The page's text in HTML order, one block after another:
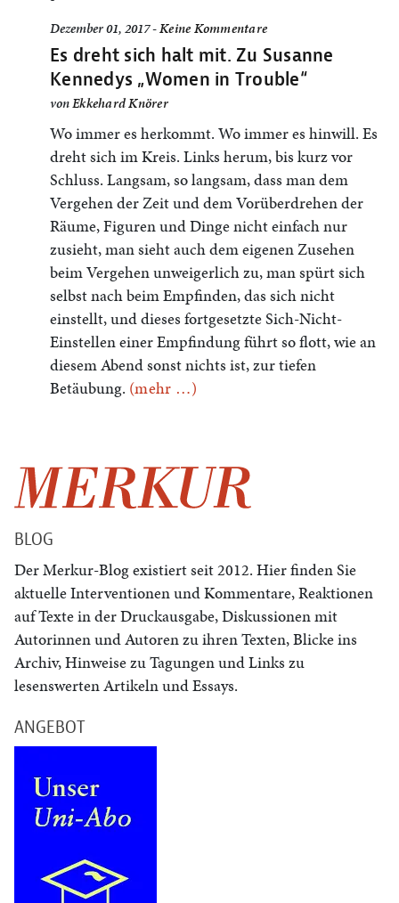
Dezember 01, 2017 -Keine Kommentare
Es dreht sich halt mit. Zu Susanne
Kennedys „Women in Trouble“
vonEkkehard Knörer
Wo immer es herkommt. Wo immer es hinwill. Es
dreht sich im Kreis. Links herum, bis kurz vor
Schluss. Langsam, so langsam, dass man dem
Vergehen der Zeit und dem Vorüberdrehen der
Räume, Figuren und Dinge nicht einfach nur
zusieht, man sieht auch dem eigenen Zusehen
beim Vergehen unweigerlich zu, man spürt sich
selbst nach beim Empfinden, das sich nicht
einstellt, und dieses fortgesetzte Sich-Nicht-
Einstellen einer Empfindung führt so flott, wie an
diesem Abend sonst nichts ist, zur tiefen
Betäubung. (mehr …)
BLOG
Der Merkur-Blog existiert seit 2012. Hier finden Sie
aktuelle Interventionen und Kommentare, Reaktionen
auf Texte in der Druckausgabe, Diskussionen mit
Autorinnen und Autoren zu ihren Texten, Blicke ins
Archiv, Hinweise zu Tagungen und Links zu
lesenswerten Artikeln und Essays.
ANGEBOT